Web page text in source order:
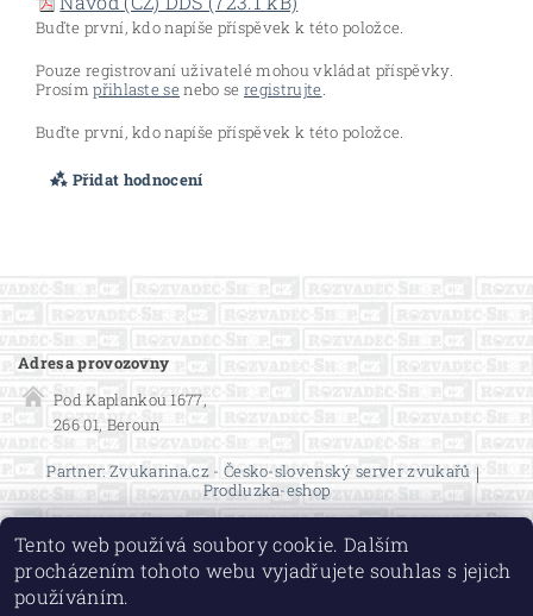
Buďte první, kdo napíše příspěvek k této položce.
Pouze registrovaní uživatelé mohou vkládat příspěvky.
Prosímpřihlaste se nebo se registrujte.
Buďte první, kdo napíše příspěvek k této položce.
Přidat hodnocení
Adresa provozovny
Pod Kaplankou 1677,
266 01, Beroun
Partner: Zvukarina.cz - Česko-slovenský server zvukařů |
Prodluzka-eshop
Tento web používá soubory cookie. Dalším
procházením tohoto webu vyjadřujete souhlas s jejich
používáním.